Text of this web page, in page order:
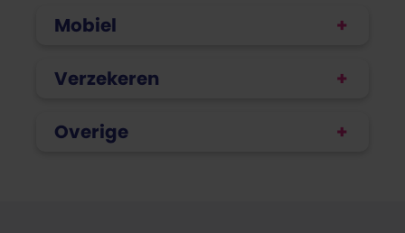
Mobiel
Verzekeren
Overige